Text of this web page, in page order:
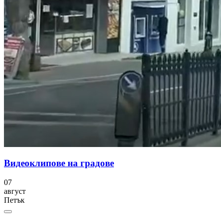
Видеоклипове на градове
07
август
Петък